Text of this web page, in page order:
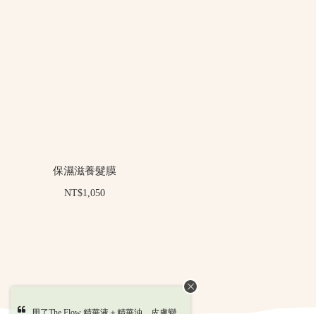
保濕滋養髮膜
NT$1,050